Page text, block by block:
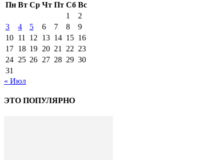
Пн Вт Ср Чт Пт Сб Вс
1
2
3
4 5 6 7 8
9
10 11 12 13 14 15 16
17 18 19 20 21 22 23
24 25 26 27 28 29 30
31
« Июл
ЭТО ПОПУЛЯРНО